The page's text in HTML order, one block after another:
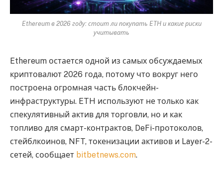
Ethereum в 2026 году: стоит ли покупать ETH и какие риски
учитывать
Ethereum остается одной из самых обсуждаемых
криптовалют 2026 года, потому что вокруг него
построена огромная часть блокчейн-
инфраструктуры. ETH используют не только как
спекулятивный актив для торговли, но и как
топливо для смарт-контрактов, DeFi-протоколов,
стейблкоинов, NFT, токенизации активов и Layer-2-
сетей, сообщает bitbetnews.com.